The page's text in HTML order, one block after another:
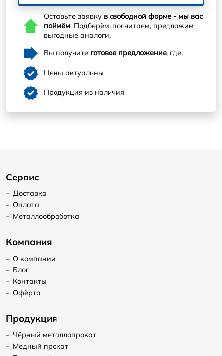
Оставьте заявку в свободной форме - мы вас
поймём. Подберём, посчитаем, предложим
выгодные аналоги.
Вы получите готовое предложение, где:
Цены актуальны
Продукция из наличия
Сервис
– Доставка
– Оплата
– Металлообработка
Компания
– О компании
– Блог
– Контакты
– Офёрта
Продукция
– Чёрный металлопрокат
– Медный прокат